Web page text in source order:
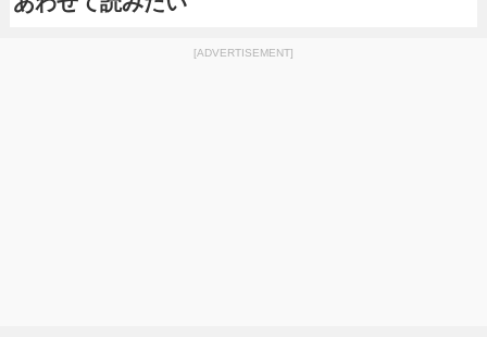
[ADVERTISEMENT]